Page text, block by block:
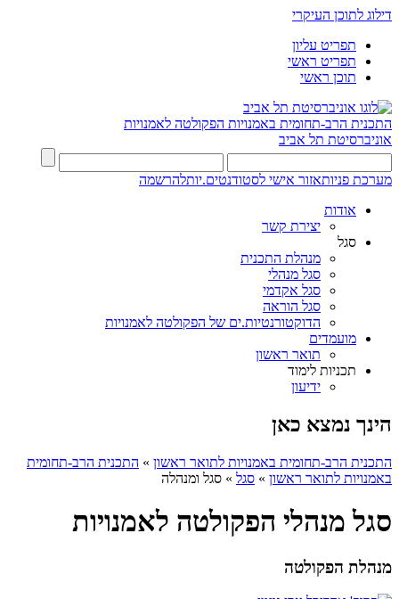
דילוג לתוכן העיקרי
תפריט עליון
תפריט ראשי
תוכן ראשי
התכנית הרב-תחומית באמנויות הפקולטה לאמנויות
אוניברסיטת תל אביב
מערכת פניותאזור אישי לסטודנטים.יותלהרשמה
אודות
יצירת קשר
סגל
מנהלת התכנית
סגל מנהלי
סגל אקדמי
סגל הוראה
הדוקטורנטיות.ים של הפקולטה לאמנויות
מועמדים
תואר ראשון
תכניות לימוד
ידיעון
הינך נמצא כאן
התכנית הרב-תחומית באמנויות לתואר ראשון » התכנית הרב-תחומית
באמנויות לתואר ראשון » סגל » סגל ומנהלה
סגל מנהלי הפקולטה לאמנויות
מנהלת הפקולטה